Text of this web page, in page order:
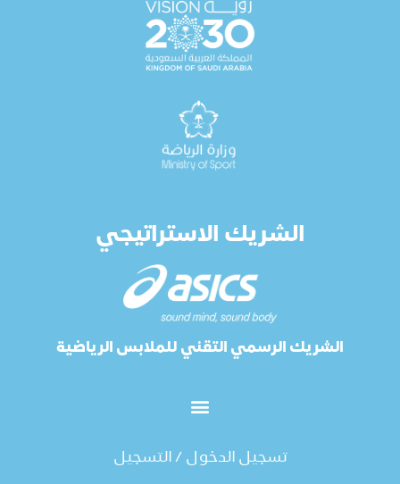
الشريك الاستراتيجي
الشريك الرسمي التقني للملابس الرياضية
تسجيل الدخول / التسجيل